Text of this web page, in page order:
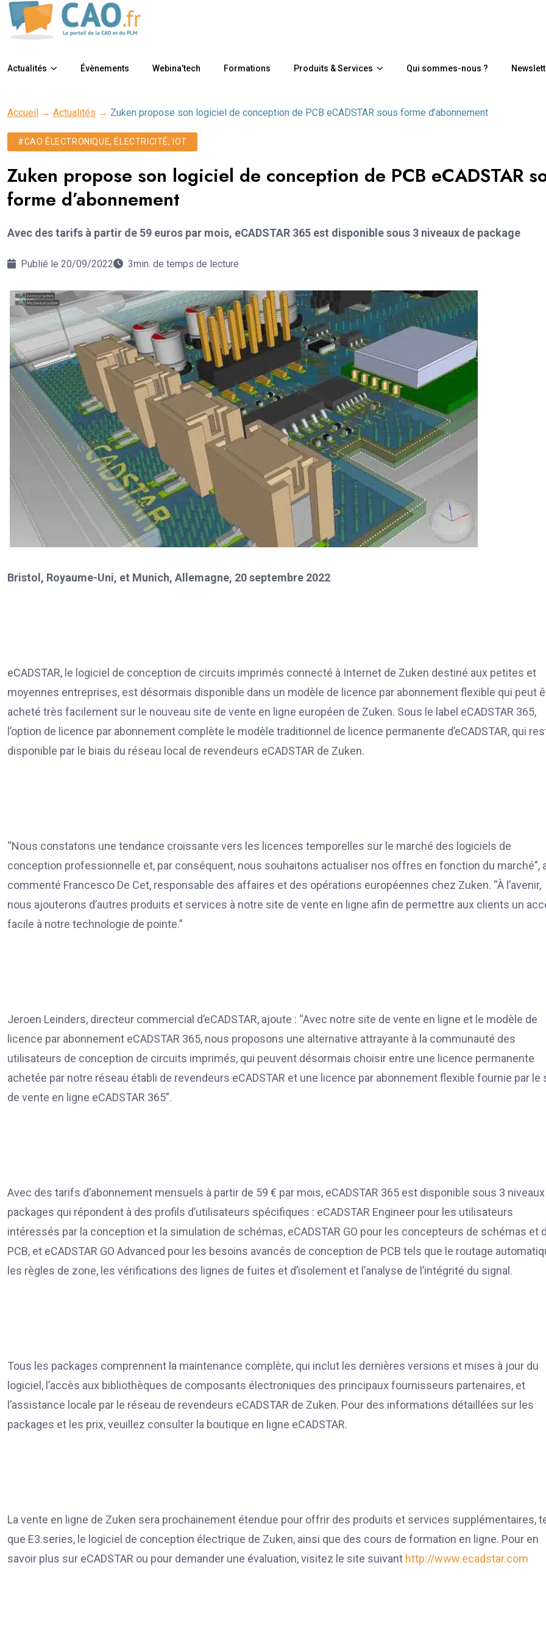
Actualités Évènements Webina’tech Formations Produits & Services Qui sommes-nous ?
Accueil → Actualités → Zuken propose son logiciel de conception de PCB eCADSTAR sous forme d’abonnement
#CAO ÉLECTRONIQUE, ÉLECTRICITÉ, IOT
Zuken propose son logiciel de conception de PCB eCADSTAR
forme d’abonnement
Avec des tarifs à partir de 59 euros par mois, eCADSTAR 365 est disponible sous 3 niveaux de package
Publié le 20/09/2022 3min. de temps de lecture
Bristol, Royaume-Uni, et Munich, Allemagne, 20 septembre 2022
eCADSTAR, le logiciel de conception de circuits imprimés connecté à Internet de Zuken destiné aux petites et
moyennes entreprises, est désormais disponible dans un modèle de licence par abonnement flexible qui peut
acheté très facilement sur le nouveau site de vente en ligne européen de Zuken. Sous le label eCADSTAR 365,
l’option de licence par abonnement complète le modèle traditionnel de licence permanente d’eCADSTAR, qui
disponible par le biais du réseau local de revendeurs eCADSTAR de Zuken.
“Nous constatons une tendance croissante vers les licences temporelles sur le marché des logiciels de
conception professionnelle et, par conséquent, nous souhaitons actualiser nos offres en fonction du marché”,
commenté Francesco De Cet, responsable des affaires et des opérations européennes chez Zuken. “À l’avenir,
nous ajouterons d’autres produits et services à notre site de vente en ligne afin de permettre aux clients un
facile à notre technologie de pointe.”
Jeroen Leinders, directeur commercial d’eCADSTAR, ajoute : “Avec notre site de vente en ligne et le modèle de
licence par abonnement eCADSTAR 365, nous proposons une alternative attrayante à la communauté des
utilisateurs de conception de circuits imprimés, qui peuvent désormais choisir entre une licence permanente
achetée par notre réseau établi de revendeurs eCADSTAR et une licence par abonnement flexible fournie par le
de vente en ligne eCADSTAR 365”.
Avec des tarifs d’abonnement mensuels à partir de 59 € par mois, eCADSTAR 365 est disponible sous 3
packages qui répondent à des profils d’utilisateurs spécifiques : eCADSTAR Engineer pour les utilisateurs
intéressés par la conception et la simulation de schémas, eCADSTAR GO pour les concepteurs de schémas et
PCB, et eCADSTAR GO Advanced pour les besoins avancés de conception de PCB tels que le routage
les règles de zone, les vérifications des lignes de fuites et d’isolement et l’analyse de l’intégrité du signal.
Tous les packages comprennent la maintenance complète, qui inclut les dernières versions et mises à jour du
logiciel, l’accès aux bibliothèques de composants électroniques des principaux fournisseurs partenaires, et
l’assistance locale par le réseau de revendeurs eCADSTAR de Zuken. Pour des informations détaillées sur les
packages et les prix, veuillez consulter la boutique en ligne eCADSTAR.
La vente en ligne de Zuken sera prochainement étendue pour offrir des produits et services supplémentaires,
que E3.series, le logiciel de conception électrique de Zuken, ainsi que des cours de formation en ligne. Pour en
savoir plus sur eCADSTAR ou pour demander une évaluation, visitez le site suivant http://www.ecadstar.com